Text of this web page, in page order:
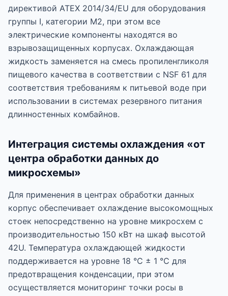
директивой ATEX 2014/34/EU для оборудования
группы I, категории M2, при этом все
электрические компоненты находятся во
взрывозащищенных корпусах. Охлаждающая
жидкость заменяется на смесь пропиленгликоля
пищевого качества в соответствии с NSF 61 для
соответствия требованиям к питьевой воде при
использовании в системах резервного питания
длинностенных комбайнов.
Интеграция системы охлаждения «от
центра обработки данных до
микросхемы»
Для применения в центрах обработки данных
корпус обеспечивает охлаждение высокомощных
стоек непосредственно на уровне микросхем с
производительностью 150 кВт на шкаф высотой
42U. Температура охлаждающей жидкости
поддерживается на уровне 18 °C ± 1 °C для
предотвращения конденсации, при этом
осуществляется мониторинг точки росы в